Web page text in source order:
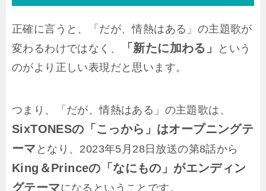
正確に言うと、「だが、情熱はある」の主題歌が
変わるわけではなく、
「新たに加わる」
という
のがより正しい表現だと思います。
つまり、「だが、情熱はある」の主題歌は、
SixTONESの「こっから」はオープニングテ
ーマ となり、2023年5月28日放送の第8話から
King＆Princeの 「なにもの」がエンディン
グテーマになるということです。